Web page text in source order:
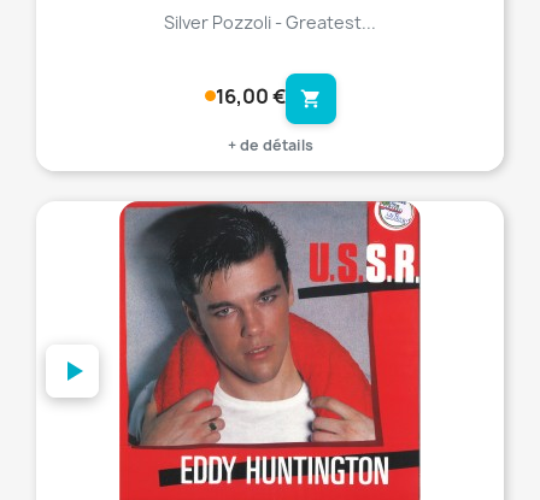
Silver Pozzoli - Greatest...
16,00 € shopping_cart
+ de détails